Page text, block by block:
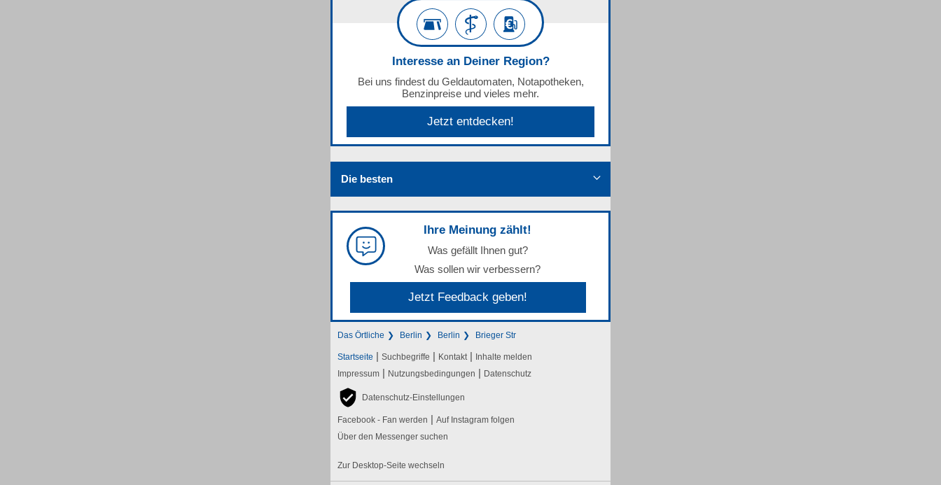
Interesse an Deiner Region?
Bei uns findest du Geldautomaten, Notapotheken,
Benzinpreise und vieles mehr.
Jetzt entdecken!
Die besten
Ihre Meinung zählt!
Was gefällt Ihnen gut?
Was sollen wir verbessern?
Jetzt Feedback geben!
Das Örtliche Berlin Berlin Brieger Str
Startseite | Suchbegriffe | Kontakt | Inhalte melden
Impressum | Nutzungsbedingungen | Datenschutz
Datenschutz-Einstellungen
Facebook - Fan werden | Auf Instagram folgen
Über den Messenger suchen
Zur Desktop-Seite wechseln